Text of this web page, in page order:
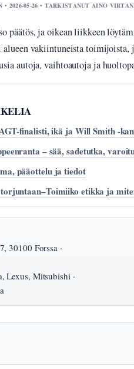
2026-05-26 • TARKISTANUT AINO
päätös, ja oikean liikkeen
alueen vakiintuneista toimijoista,
autoja, vaihtoautoja ja
finalisti, ikä ja Will Smith -
– sää, sadetutka,
pääottelu ja tiedot
etikka ja
30100 Forssa ·
Lexus, Mitsubishi ·